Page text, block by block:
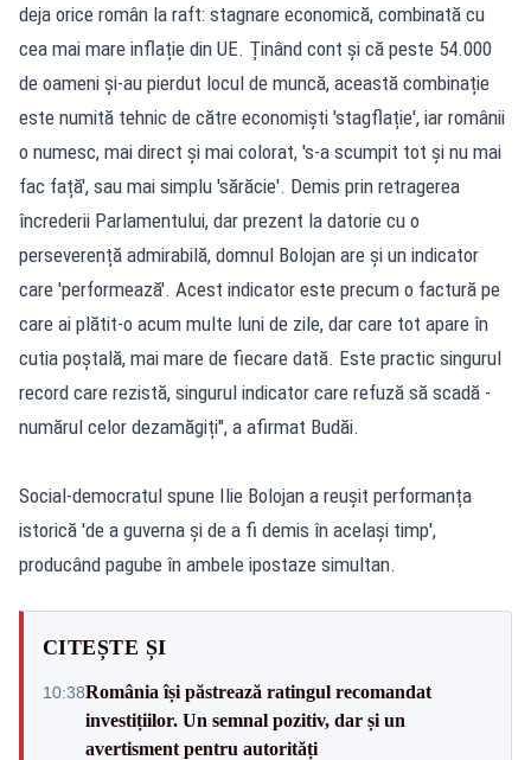
deja orice român la raft: stagnare economică, combinată cu
cea mai mare inflație din UE. Ținând cont și că peste 54.000
de oameni și-au pierdut locul de muncă, această combinație
este numită tehnic de către economiști 'stagflație', iar românii
o numesc, mai direct și mai colorat, 's-a scumpit tot și nu mai
fac față', sau mai simplu 'sărăcie'. Demis prin retragerea
încrederii Parlamentului, dar prezent la datorie cu o
perseverență admirabilă, domnul Bolojan are și un indicator
care 'performează'. Acest indicator este precum o factură pe
care ai plătit-o acum multe luni de zile, dar care tot apare în
cutia poștală, mai mare de fiecare dată. Este practic singurul
record care rezistă, singurul indicator care refuză să scadă -
numărul celor dezamăgiți", a afirmat Budăi.
Social-democratul spune Ilie Bolojan a reușit performanța
istorică 'de a guverna și de a fi demis în același timp',
producând pagube în ambele ipostaze simultan.
CITEȘTE ȘI
10:38România își păstrează ratingul recomandat
investițiilor. Un semnal pozitiv, dar și un
avertisment pentru autorități